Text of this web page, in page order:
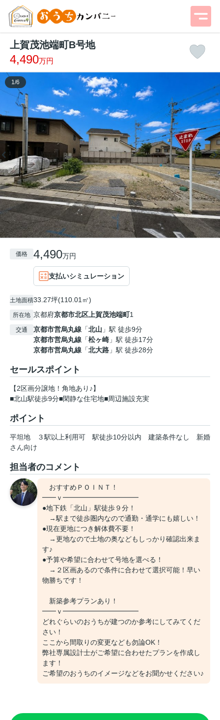
上賀茂池端町B号地
4,490万円
1 /6
価格 4,490万円
支払いシミュレーション
土地面積33.27坪(110.01㎡)
所在地 京都府京都市北区 上賀茂池端町1
交通 京都市営烏丸線 「北山 」駅 徒歩9分
京都市営烏丸線 「松ヶ崎 」駅 徒歩17分
京都市営烏丸線 「北大路 」駅 徒歩28分
セールスポイント
【2区画分譲地！角地あり♪】
■北山駅徒歩9分■閑静な住宅地■周辺施設充実
ポイント
平坦地 ３駅以上利用可 駅徒歩10分以内 建築条件なし
新婚
さん向け
担当者のコメント
おすすめＰＯＩＮＴ！
━━ｖ━━━━━━━━━━━
●地下鉄「北山」駅徒歩９分！
→駅まで徒歩圏内なので通勤・通学にも嬉しい！
●現在更地につき解体費不要！
→更地なので土地の奥などもしっかり確認出来ま
す♪
●予算や希望に合わせて号地を選べる！
→２区画あるので条件に合わせて選択可能！早い
物勝ちです！
新築参考プランあり！
━━ｖ━━━━━━━━━━━
どれぐらいのおうちが建つのか参考にしてみてくだ
さい！
ここから間取りの変更なども勿論OK！
弊社専属設計士がご希望に合わせたプランを作成し
ます！
ご希望のおうちのイメージなどをお聞かせください♪